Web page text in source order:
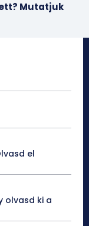
Mutatjuk
el
olvasd ki a